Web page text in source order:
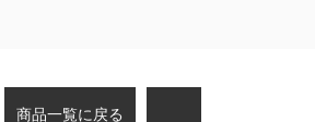
商品一覧に戻る